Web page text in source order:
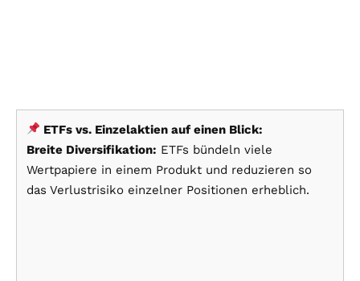
ETFs vs. Einzelaktien auf einen Blick:
Breite Diversifikation: ETFs bündeln viele
Wertpapiere in einem Produkt und reduzieren so
das Verlustrisiko einzelner Positionen erheblich.